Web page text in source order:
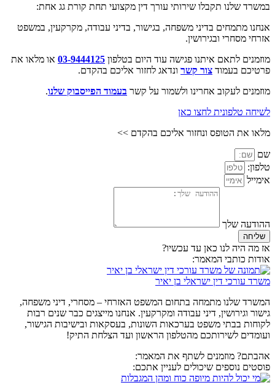
במשרד שלנו תקבלו שירותי עורך דין מקצועי תחת קורת גג אחת:
אנחנו מתמחים בדיני משפחה, בגישור, בדיני עבודה, מקרקעין, במשפט
אזרחי מסחרי ובגירושין.
מוזמנים לתאם איתנו פגישה עוד היום בטלפון 03-9444125 או מלאו את
פרטיכם בעמוד צור קשר ונדאג לחזור אליכם בהקדם.
מוזמנים לעקוב אחרינו ולשמור על קשר בעמוד הפייסבוק שלנו.
לשיחה טלפונית לחצו כאן
מלאו את הטופס ונחזור אליכם בהקדם >>
שם
טלפון:
אימייל
ההודעה שלך
שליחה
אז מה היה לנו כאן עד עכשיו?
אודות כותבי המאמר:
משרד עורכי דין ישראלי בן יאיר
המשרד שלנו מתמחה בתחום המשפט האזרחי – מסחרי, דיני משפחה,
גישור וגירושין, דיני עבודה ומקרקעין. אנחנו מייצגים כבר שנים רבות
לקוחות בבתי משפט בערכאות השונות, בעסקאות ובישיבות הגישור,
ועומדים לשירותכם מהטלפון הראשון ועד הצלחת התיק!
אהבתם? מוזמנים לשתף את המאמר:
פוסטים נוספים שיכולים לעניין אתכם: